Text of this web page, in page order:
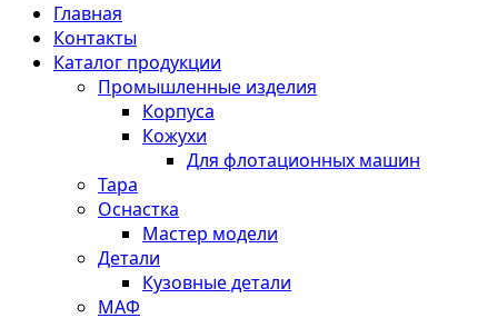
Главная
Контакты
Каталог продукции
Промышленные изделия
Корпуса
Кожухи
Для флотационных машин
Тара
Оснастка
Мастер модели
Детали
Кузовные детали
МАФ